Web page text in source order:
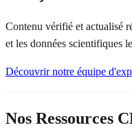
Contenu vérifié et actualisé
et les données scientifiques
Découvrir notre équipe
Nos Ressources